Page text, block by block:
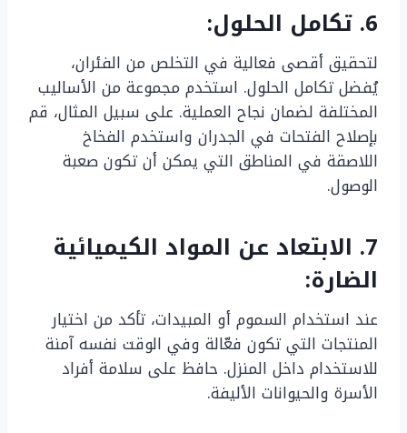
6. تكامل الحلول:
لتحقيق أقصى فعالية في التخلص من الفئران،
يُفضل تكامل الحلول. استخدم مجموعة من الأساليب
المختلفة لضمان نجاح العملية. على سبيل المثال، قم
بإصلاح الفتحات في الجدران واستخدم الفخاخ
اللاصقة في المناطق التي يمكن أن تكون صعبة
الوصول.
7. الابتعاد عن المواد الكيميائية
الضارة:
عند استخدام السموم أو المبيدات، تأكد من اختيار
المنتجات التي تكون فعّالة وفي الوقت نفسه آمنة
للاستخدام داخل المنزل. حافظ على سلامة أفراد
الأسرة والحيوانات الأليفة.